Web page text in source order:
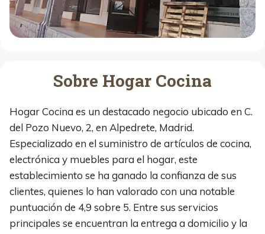
Sobre Hogar Cocina
Hogar Cocina es un destacado negocio ubicado en C.
del Pozo Nuevo, 2, en Alpedrete, Madrid.
Especializado en el suministro de artículos de cocina,
electrónica y muebles para el hogar, este
establecimiento se ha ganado la confianza de sus
clientes, quienes lo han valorado con una notable
puntuación de 4,9 sobre 5. Entre sus servicios
principales se encuentran la entrega a domicilio y la